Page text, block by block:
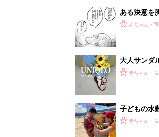
ある決意を
赤ちゃん・
大人サンダ
赤ちゃん・
子どもの水
まねく【専
赤ちゃん・